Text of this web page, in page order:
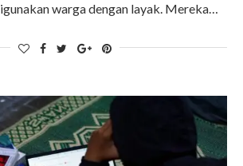
warga dengan layak. Mereka…